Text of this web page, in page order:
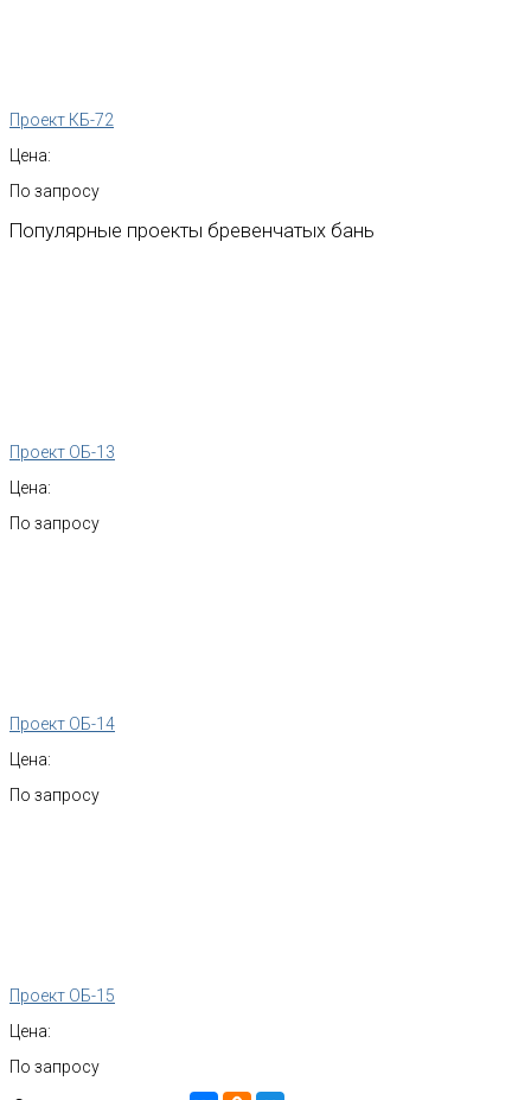
Проект КБ-72
Цена:
По запросу
Популярные проекты бревенчатых бань
Проект ОБ-13
Цена:
По запросу
Проект ОБ-14
Цена:
По запросу
Проект ОБ-15
Цена:
По запросу